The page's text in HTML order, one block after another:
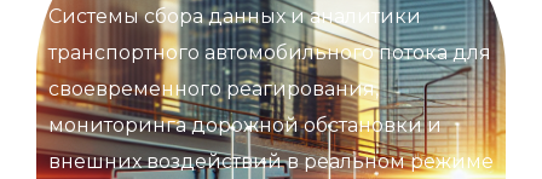
Системы сбора данных и аналитики
транспортного автомобильного потока для
своевременного реагирования,
мониторинга дорожной обстановки и
внешних воздействий в реальном режиме